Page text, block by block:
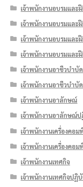
เจ้าพนักงานอบรมและ
เจ้าพนักงานอบรมแล
เจ้าพนักงานอบรมและ
เจ้าพนักงานอบรมแล
เจ้าพนักงานอาชีวบำบัด
เจ้าพนักงานอาชีวบำบั
เจ้าพนักงานอาลักษณ์
เจ้าพนักงานอาลักษณ์
เจ้าพนักงานเครื่องคอม
เจ้าพนักงานเครื่องคอ
เจ้าพนักงานเทศกิจ
เจ้าพนักงานเทศกิจปฏิ